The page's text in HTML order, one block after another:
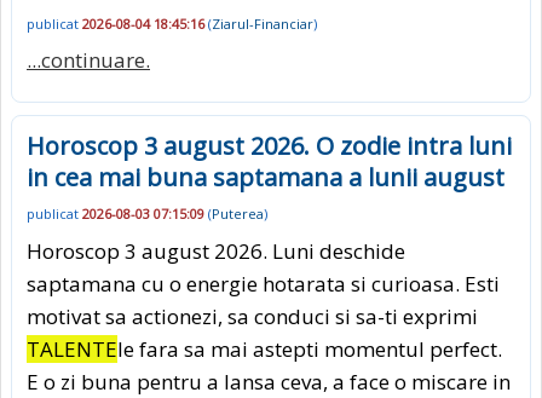
publicat 2026-08-04 18:45:16(Ziarul-Financiar)
...continuare.
Horoscop 3 august 2026. O zodie intra luni
in cea mai buna saptamana a lunii august
publicat 2026-08-03 07:15:09 (Puterea)
Horoscop 3 august 2026. Luni deschide
saptamana cu o energie hotarata si curioasa. Esti
motivat sa actionezi, sa conduci si sa-ti exprimi
TALENTEle fara sa mai astepti momentul perfect.
E o zi buna pentru a lansa ceva, a face o miscare in